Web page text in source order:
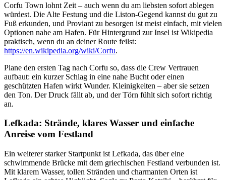
Corfu Town lohnt Zeit – auch wenn du am liebsten sofort ablegen
würdest. Die Alte Festung und die Liston-Gegend kannst du gut zu
Fuß erkunden, und Proviant zu besorgen ist meist einfach, mit vielen
Optionen nahe am Hafen. Für Hintergrund zur Insel ist Wikipedia
praktisch, wenn du an deiner Route feilst:
https://en.wikipedia.org/wiki/Corfu.
Plane den ersten Tag nach Corfu so, dass die Crew Vertrauen
aufbaut: ein kurzer Schlag in eine nahe Bucht oder einen
geschützten Hafen wirkt Wunder. Kleinigkeiten – aber sie setzen
den Ton. Der Druck fällt ab, und der Törn fühlt sich sofort richtig
an.
Lefkada: Strände, klares Wasser und einfache
Anreise vom Festland
Ein weiterer starker Startpunkt ist Lefkada, das über eine
schwimmende Brücke mit dem griechischen Festland verbunden ist.
Mit klarem Wasser, tollen Stränden und charmanten Orten ist